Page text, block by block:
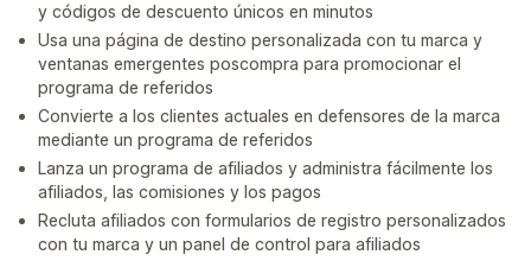
y códigos de descuento únicos en minutos
Usa una página de destino personalizada con tu marca y
ventanas emergentes poscompra para promocionar el
programa de referidos
Convierte a los clientes actuales en defensores de la marca
mediante un programa de referidos
Lanza un programa de afiliados y administra fácilmente los
afiliados, las comisiones y los pagos
Recluta afiliados con formularios de registro personalizados
con tu marca y un panel de control para afiliados